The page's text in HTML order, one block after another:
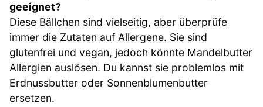
geeignet?
Diese Bällchen sind vielseitig, aber überprüfe
immer die Zutaten auf Allergene. Sie sind
glutenfrei und vegan, jedoch könnte Mandelbutter
Allergien auslösen. Du kannst sie problemlos mit
Erdnussbutter oder Sonnenblumenbutter
ersetzen.